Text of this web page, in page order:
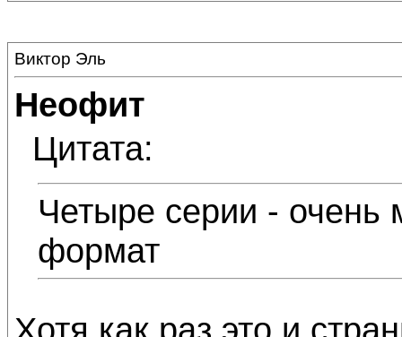
Виктор Эль
Неофит
Цитата:
Четыре серии - очень
формат